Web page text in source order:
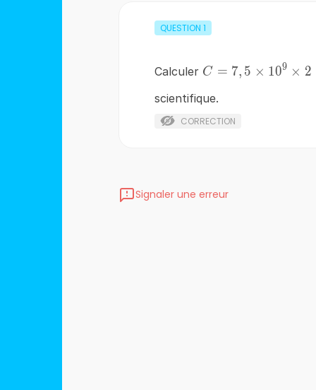
QUESTION 1
Calculer C = 7, 5 × 109 × 2
scientifique.
CORRECTION
Signaler une erreur